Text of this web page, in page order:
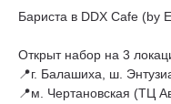
Бариста в DDX Cafe (by
Открыт набор на 3
📍г. Балашиха, ш.
📍м. Чертановская (ТЦ